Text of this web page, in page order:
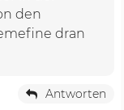
den
dran
Antworten